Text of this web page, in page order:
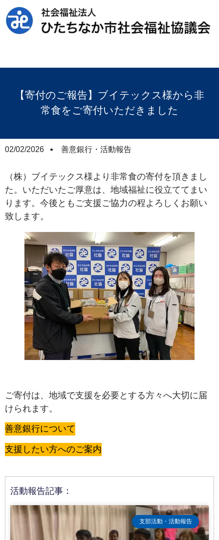
【寄付のご報告】ブイテックス様から非
常食をご寄付いただきました
02/02/2026 善意銀行・活動報告
（株）ブイテックス様より非常食の寄付を頂きまし
た。いただいたご厚意は、地域福祉に役立ててまい
ります。今後ともご支援ご協力の程よろしくお願い
致します。
ご寄付は、地域で支援を必要とする方々へ大切に届
けられます。
善意銀行について
支援したい方へのご案内
活動報告記事：
支部活動・活動報告